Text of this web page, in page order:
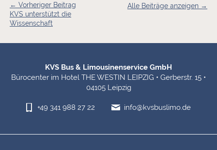
← Vorheriger Beitrag
KVS unterstützt die
Wissenschaft
Alle Beiträge anzeigen →
KVS Bus & Limousinenservice GmbH
Bürocenter im Hotel THE WESTIN LEIPZIG • Gerberstr. 15 •
04105 Leipzig
+49 341 988 27 22 info@kvsbuslimo.de